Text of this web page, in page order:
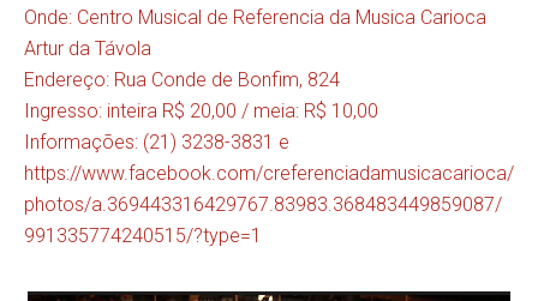
Onde: Centro Musical de Referencia da Musica Carioca
Artur da Távola
Endereço: Rua Conde de Bonfim, 824
Ingresso: inteira R$ 20,00 / meia: R$ 10,00
Informações: (21) 3238-3831 e
https://www.facebook.com/creferenciadamusicacarioca/
photos/a.369443316429767.83983.368483449859087/
991335774240515/?type=1